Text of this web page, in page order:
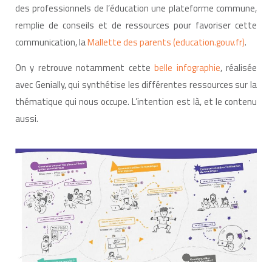
des professionnels de l’éducation une plateforme commune,
remplie de conseils et de ressources pour favoriser cette
communication, laMallette des parents (education.gouv.fr).
On y retrouve notamment cettebelle infographie, réalisée
avec Genially, qui synthétise les différentes ressources sur la
thématique qui nous occupe. L’intention est là, et le contenu
aussi.